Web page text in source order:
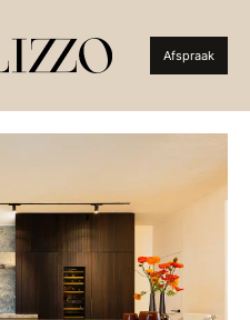
Afspraak